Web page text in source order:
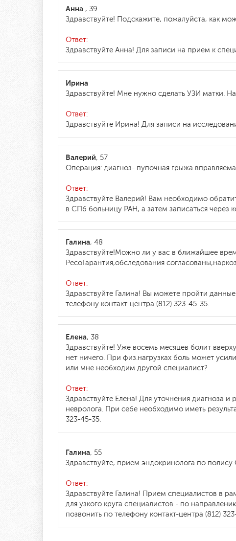
Анна , 39
Здравствуйте! Подскажите, пожалуйста, как
Ответ:
Здравствуйте Анна! Для записи на прием к
Ирина
Здравствуйте! Мне нужно сделать УЗИ матки.
Ответ:
Здравствуйте Ирина! Для записи на
Валерий, 57
Операция: диагноз- пупочная грыжа
Ответ:
Здравствуйте Валерий! Вам необходимо
в СПб больницу РАН, а затем записаться
Галина, 48
Здравствуйте!Можно ли у вас в ближайшее
РесоГарантия,обследования
Ответ:
Здравствуйте Галина! Вы можете пройти
телефону контакт-центра (812) 323-45-35.
Елена, 38
Здравствуйте! Уже восемь месяцев болит
нет ничего. При физ.нагрузках боль может
или мне необходим другой специалист?
Ответ:
Здравствуйте Елена! Для уточнения диагноза
невролога. При себе необходимо иметь
323-45-35.
Галина, 55
Здравствуйте, прием эндокринолога по
Ответ:
Здравствуйте Галина! Прием специалистов в
для узкого круга специалистов - по
позвонить по телефону контакт-центра (812)